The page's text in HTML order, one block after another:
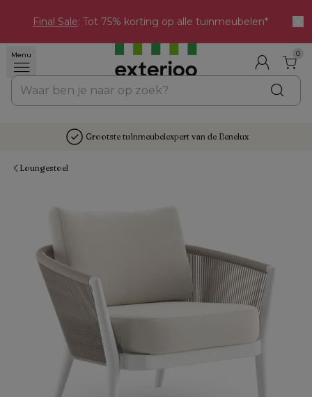
Final Sale: Tot 75% korting op alle tuinmeubelen*
Menu 0
Grootste tuinmeubelexpert van de Benelux
Loungestoel